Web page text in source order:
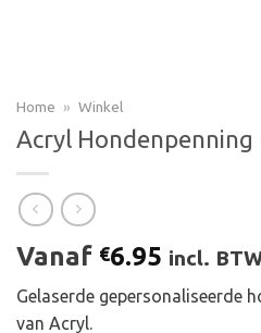
Home » Winkel
Acryl Hondenpenning
Vanaf €6.95 incl.
Gelaserde gepersonaliseerde
van Acryl.